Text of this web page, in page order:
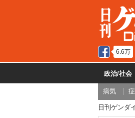
6.6万
政治/社会
病気
日刊ゲンダ